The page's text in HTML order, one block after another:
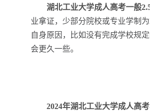
湖北工业大学成人高考一般
业拿证，少部分院校或专业学制
自身原因，比如没有完成学校规
会更久一些。
2024年湖北工业大学成人高考